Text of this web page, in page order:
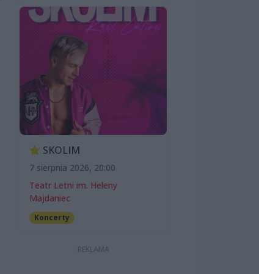
SKOLIM
7 sierpnia 2026, 20:00
Teatr Letni im. Heleny
Majdaniec
Koncerty